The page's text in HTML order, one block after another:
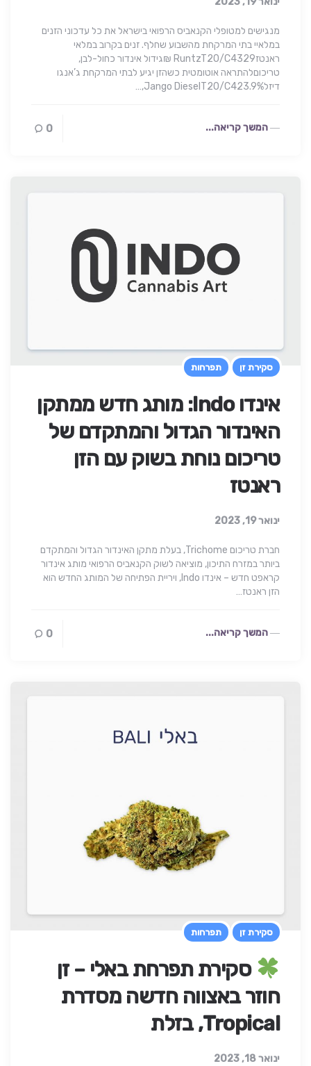
מנגישים למטופלי הקנאביס הרפואי בישראל את כל עדכוני הזנים
במלאיי בתי המרקחת מהשבוע שחלף. זנים בקרוב במלאי
ראנטזRuntzT20/C4329 ₪גידול אינדור כחול-לבן,
טריכוםלהתראה אוטומטית כשהזן יגיע לבתי המרקחת ג’אנגו
דיזלJango DieselT20/C423.9%,…
המשך קריאה... 0
סקירת זן תפרחות
אינדו Indo: מותג חדש ממתקן
האינדור הגדול והמתקדם של
טריכום נוחת בשוק עם הזן
ראנטז
ינואר 19, 2023
חברת טריכום Trichome, בעלת מתקן האינדור הגדול והמתקדם
ביותר במזרח התיכון, מוציאה לשוק הקנאביס הרפואי מותג אינדור
קראפט חדש – אינדו Indo, ויריית הפתיחה של המותג החדש הוא
הזן ראנטז…
המשך קריאה... 0
סקירת זן תפרחות
סקירת תפרחת באלי – זן
חוזר באצווה חדשה מסדרת
Tropical, בזלת
ינואר 18, 2023